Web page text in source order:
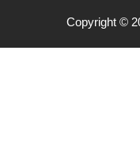
Copyright ©